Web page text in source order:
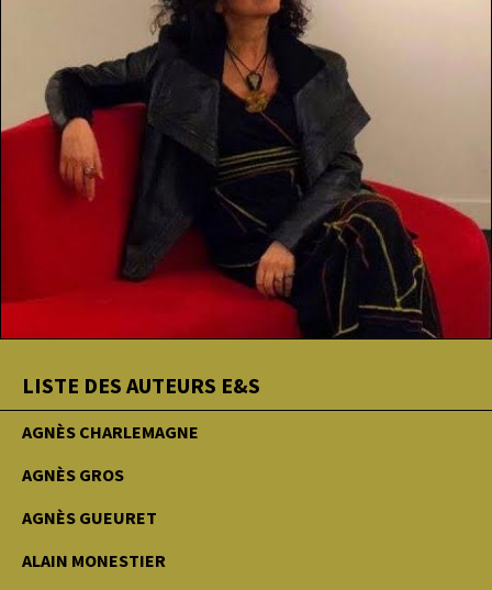
LISTE DES AUTEURS E&S
AGNÈS CHARLEMAGNE
AGNÈS GROS
AGNÈS GUEURET
ALAIN MONESTIER